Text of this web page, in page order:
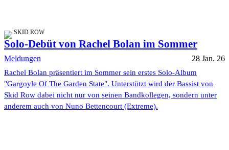
SKID ROW
Solo-Debüt von Rachel Bolan im Sommer
Meldungen 28 Jan. 26
Rachel Bolan präsentiert im Sommer sein erstes Solo-Album
"Gargoyle Of The Garden State". Unterstützt wird der Bassist von
Skid Row dabei nicht nur von seinen Bandkollegen, sondern unter
anderem auch von Nuno Bettencourt (Extreme).